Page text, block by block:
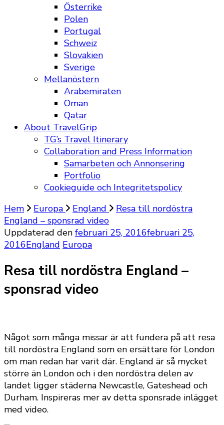
Österrike
Polen
Portugal
Schweiz
Slovakien
Sverige
Mellanöstern
Arabemiraten
Oman
Qatar
About TravelGrip
TG’s Travel Itinerary
Collaboration and Press Information
Samarbeten och Annonsering
Portfolio
Cookieguide och Integritetspolicy
Hem
Europa England
Resa till nordöstra
England – sponsrad video
Uppdaterad den februari 25, 2016februari 25,
2016England Europa
Resa till nordöstra England –
sponsrad video
Något som många missar är att fundera på att resa
till nordöstra England som en ersättare för London
om man redan har varit där. England är så mycket
större än London och i den nordöstra delen av
landet ligger städerna Newcastle, Gateshead och
Durham. Inspireras mer av detta sponsrade inlägget
med video.